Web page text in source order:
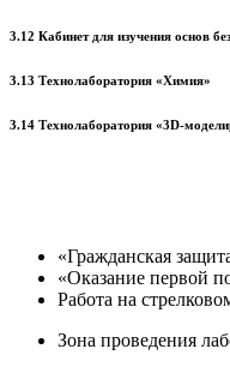
3.12 Кабинет для изучения основ
3.13 Технолаборатория «Химия»
3.14 Технолаборатория «3D-
«Гражданская
«Оказание первой
Работа на
Зона проведения